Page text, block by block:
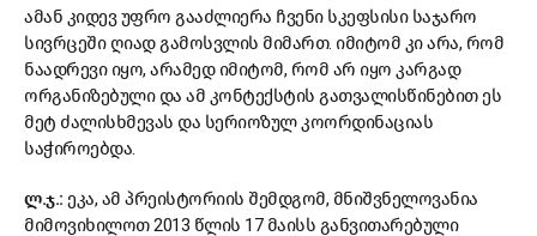
ამან კიდევ უფრო გააძლიერა ჩვენი სკეფსისი საჯარო
სივრცეში ღიად გამოსვლის მიმართ. იმიტომ კი არა, რომ
ნაადრევი იყო, არამედ იმიტომ, რომ არ იყო კარგად
ორგანიზებული და ამ კონტექსტის გათვალისწინებით ეს
მეტ ძალისხმევას და სერიოზულ კოორდინაციას
საჭიროებდა.
ლ.ჯ.: ეკა, ამ პრეისტორიის შემდგომ, მნიშვნელოვანია
მიმოვიხილოთ 2013 წლის 17 მაისს განვითარებული